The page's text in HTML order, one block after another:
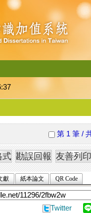
第 1 筆 /
獻 紙本論文 QR Code
Twitter